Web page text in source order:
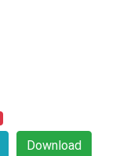
Download